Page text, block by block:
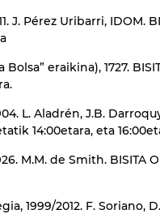
J. Pérez Uribarri, IDOM.
Bolsa” eraikina), 1727.
L. Aladrén, J.B.
14:00etara, eta
M.M. de Smith. BISITA
1999/2012. F. Soriano,